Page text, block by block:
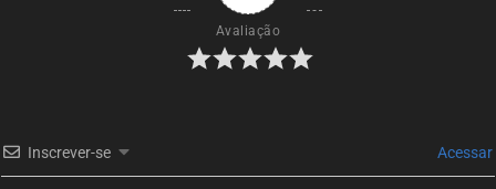
ASSISTIDO
EPISÓDIO 54
EPISÓDIO 53
Avaliação
Inscrever-se Acessar